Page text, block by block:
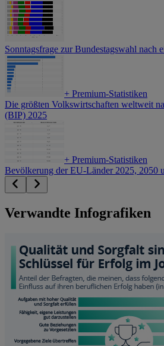
Sonntagsfrage zur Bundestagswahl nach
+ Premium-Statistiken
Die größten Volkswirtschaften weltweit
(BIP) 2025
+ Premium-Statistiken
Bevölkerung der EU-Länder 2025, 2050
Verwandte Infografiken